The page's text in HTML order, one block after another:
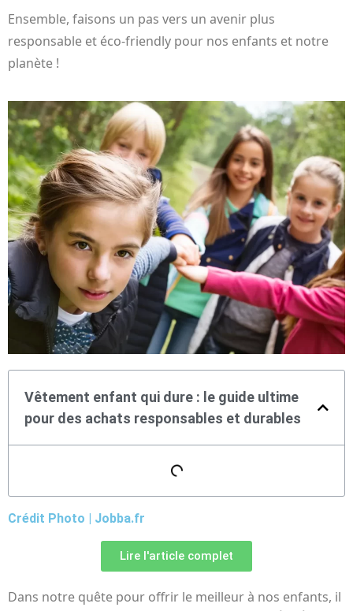
Ensemble, faisons un pas vers un avenir plus
responsable et éco-friendly pour nos enfants et notre
planète !
Vêtement enfant qui dure : le guide ultime
pour des achats responsables et durables
Crédit Photo | Jobba.fr
Lire l'article complet
Dans notre quête pour offrir le meilleur à nos enfants, il